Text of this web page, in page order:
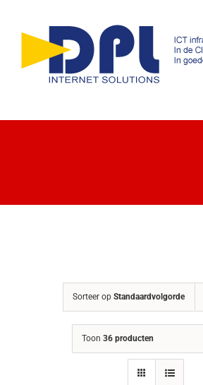
naar
Sorteer op Standaardvolgorde
Toon 36 producten